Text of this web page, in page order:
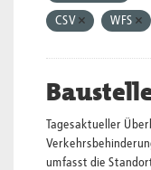
CSV WFS
Tagesaktueller
umfasst die